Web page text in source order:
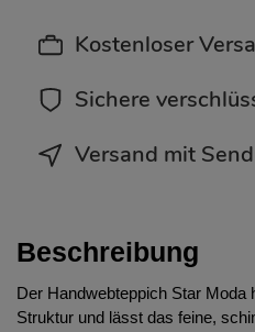
Kostenloser
Sichere
Versand mit
Beschreibung
Der Handwebteppich Star Moda
Struktur und lässt das feine,